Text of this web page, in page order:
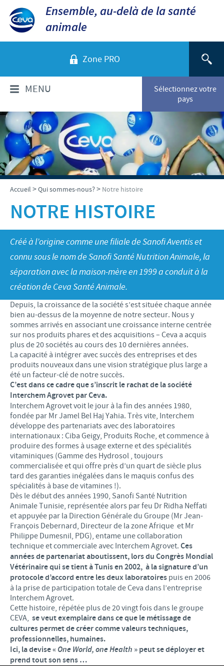
Ensemble, au-delà de la santé
animale
Zone PRO
Sélectionnez votre
pays
MENU
QUI SOMMES-NOUS?
Aperçu de la société
Ceva dans le monde
Ceva Santé Animale Tunisie
Production
Recherche et développement
Nos valeurs
Notre mission
Notre histoire
LE PROGRAMME ETHIQUE ET CONFORMITÉ DU
GROUPE CEVA
SYSTÈME D'ALERTE
PRODUITS
Volailles
Animaux de Compagnie
ACTUALITÉS ET MÉDIA
Ceva News
ACTUS
Nos vidéos
RESPONSABILITÉS
Importance de la responsabilité
Programmes de soutien internationaux
Partenariats scientifiques
Partenariats professionnels
Programmes terrain
OFFRES D'EMPLOI
Offre d’emploi
Processus de recrutement
Votre développement personnel
Espace étudiant
BLUE LINKS
Privilèges Blue links
S'inscrire
CONTACT
Accueil >Qui sommes-nous?> Notre histoire
NOTRE HISTOIRE
Créé à l’origine comme une filiale de Sanofi Aventis et
connu sous le nom de Sanofi Santé Nutrition Animale, la
séparation avec la maison-mère en 1999 a conduit à la
création de Ceva Santé Animale.
Depuis, la croissance de la société s’est située chaque année
bien au-dessus de la moyenne de notre secteur. Nous y
sommes arrivés en associant une croissance interne centrée
sur nos produits phares et des acquisitions – Ceva a acquis
plus de 20 sociétés au cours des 10 dernières années.
La capacité à intégrer avec succès des entreprises et des
produits nouveaux dans une vision stratégique plus large a
été un facteur-clé de notre succès.
C’est dans ce cadre que s’inscrit le rachat de la société
Interchem Agrovet par Ceva.
Interchem Agrovet voit le jour à la fin des années 1980,
fondée par Mr Jamel Bel Haj Yahia. Très vite, Interchem
développe des partenariats avec des laboratoires
internationaux : Ciba Geigy, Produits Roche, et commence à
produire des formes à usage externe et des spécialités
vitaminiques (Gamme des Hydrosol , toujours
commercialisée et qui offre près d’un quart de siècle plus
tard des garanties inégalées dans le maquis confus des
spécialités à base de vitamines !).
Dès le début des années 1990, Sanofi Santé Nutrition
Animale Tunisie, représentée alors par feu Dr Ridha Neffati
et appuyée par la Direction Générale du Groupe (Mr Jean-
François Debernard, Directeur de la zone Afrique et Mr
Philippe Dumesnil, PDG), entame une collaboration
technique et commerciale avec Interchem Agrovet. Ces
années de partenariat aboutissent, lors du Congrès Mondial
Vétérinaire qui se tient à Tunis en 2002, à la signature d’un
protocole d’accord entre les deux laboratoires puis en 2006
à la prise de participation totale de Ceva dans l’entreprise
Interchem Agrovet.
Cette histoire, répétée plus de 20 vingt fois dans le groupe
CEVA, se veut exemplaire dans ce que le métissage de
cultures permet de créer comme valeurs techniques,
professionnelles, humaines.
Ici, la devise «One World, one Health » peut se déployer et
prend tout son sens …